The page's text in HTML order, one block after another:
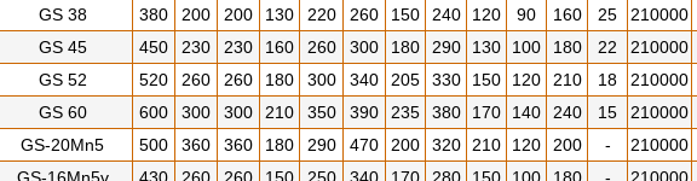
GS 38 380 200 200 130 220 260 150 240 120 90 160 25 210000
GS 45 450 230 230 160 260 300 180 290 130 100 180 22 210000
GS 52 520 260 260 180 300 340 205 330 150 120 210 18 210000
GS 60 600 300 300 210 350 390 235 380 170 140 240 15 210000
GS-20Mn5 500 360 360 180 290 470 200 320 210 120 200 - 210000